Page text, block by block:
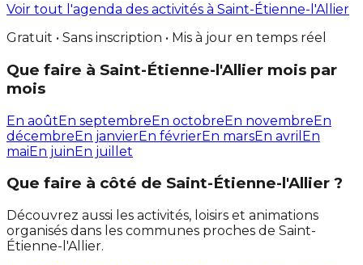
Voir tout l'agenda des activités à Saint-Étienne-l'Allier
Gratuit • Sans inscription • Mis à jour en temps réel
Que faire à Saint-Étienne-l'Allier mois par
mois
En aoûtEn septembreEn octobreEn novembreEn
décembreEn janvierEn févrierEn marsEn avril En
maiEn juinEn juillet
Que faire à côté de Saint-Étienne-l'Allier ?
Découvrez aussi les activités, loisirs et animations
organisés dans les communes proches de Saint-
Étienne-l'Allier.